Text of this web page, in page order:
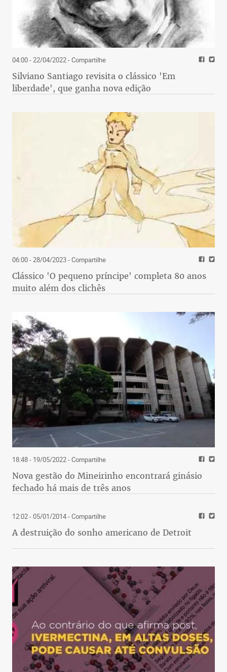
04:00 - 22/04/2022- Compartilhe
Silviano Santiago revisita o clássico 'Em
liberdade', que ganha nova edição
06:00 - 28/04/2023- Compartilhe
Clássico 'O pequeno príncipe' completa 80 anos
muito além dos clichês
18:48 - 19/05/2022- Compartilhe
Nova gestão do Mineirinho encontrará ginásio
fechado há mais de três anos
12:02 - 05/01/2014- Compartilhe
A destruição do sonho americano de Detroit